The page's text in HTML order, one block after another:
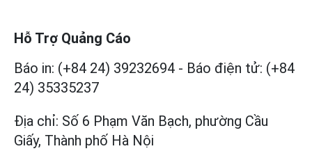
Hỗ Trợ Quảng Cáo
Báo in: (+84 24) 39232694 - Báo điện tử: (+84
24) 35335237
Địa chỉ: Số 6 Phạm Văn Bạch, phường Cầu
Giấy, Thành phố Hà Nội